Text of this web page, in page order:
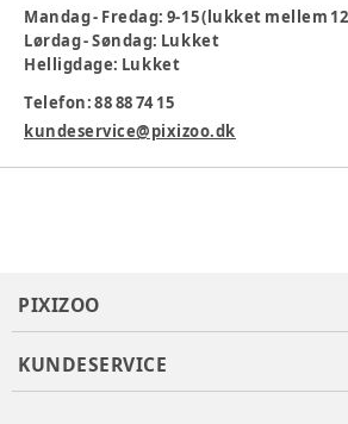
Perfekt til børn
Maskinvask 40 °C
Materiale:95% Cotton, 5% Elastane
Tøj størrelse:104 cm / 4 år
Varenummer:385249
Mandag - Fredag: 9-15 (lukket mellem
Lørdag - Søndag: Lukket
Helligdage: Lukket
Telefon: 88 88 74 15
kundeservice@pixizoo.dk
PIXIZOO
KUNDESERVICE